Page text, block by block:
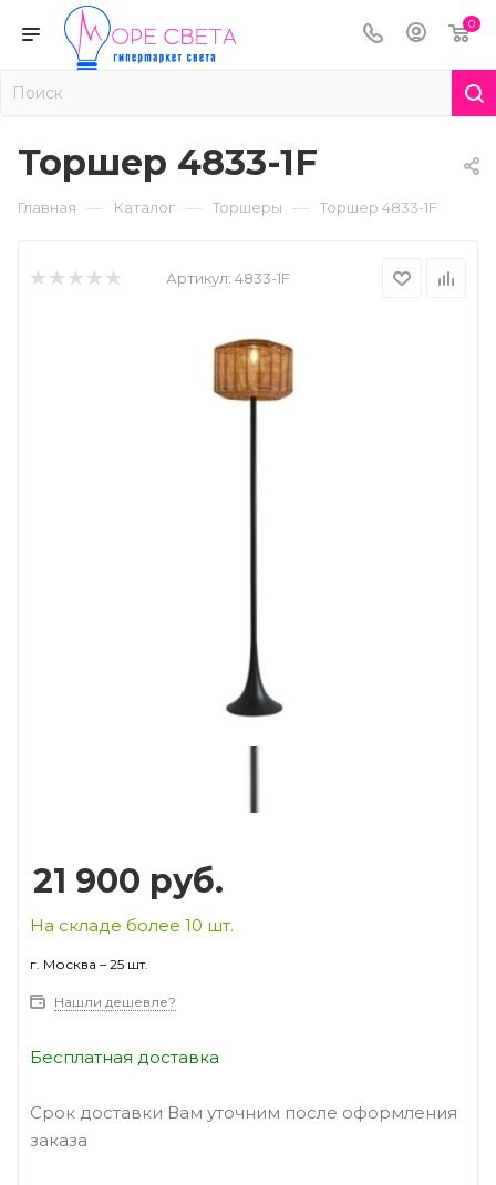
0
Торшер 4833-1F
Главная — Каталог — Торшеры — Торшер 4833-1F
Артикул: 4833-1F
21 900 руб.
На складе более 10 шт.
г. Москва – 25 шт.
Нашли дешевле?
Бесплатная доставка
Срок доставки Вам уточним после оформления
заказа